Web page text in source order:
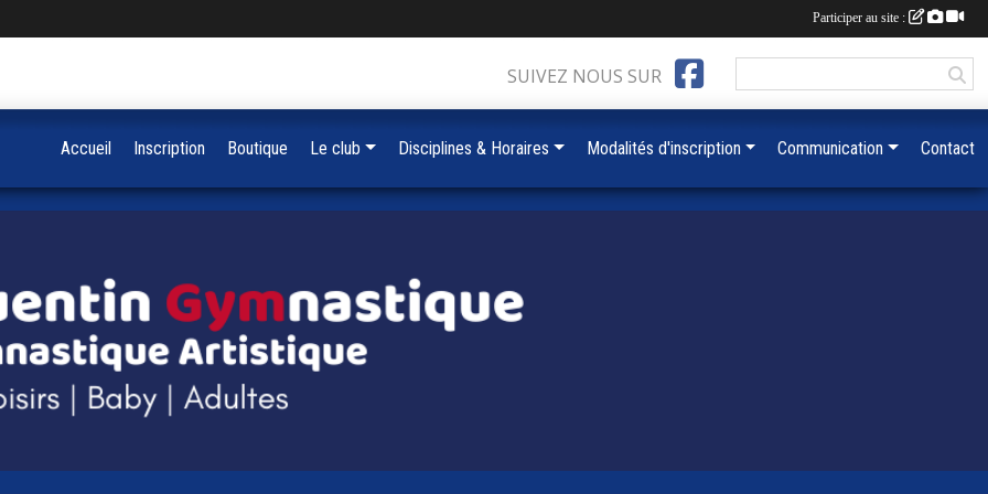
SUIVEZ NOUS SUR
Accueil Inscription Boutique Le club Disciplines & Horaires Modalités d'inscription Communication Contact
Participer au site :